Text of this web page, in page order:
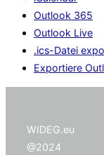
Outlook 365
Outlook Live
.ics-Datei
Exportiere
WIDEG.eu
@2024